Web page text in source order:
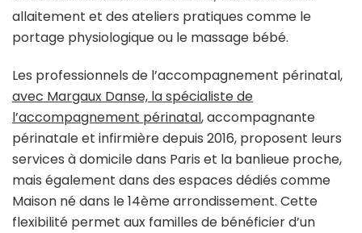
allaitement et des ateliers pratiques comme le
portage physiologique ou le massage bébé.
Les professionnels de l’accompagnement périnatal,
avec Margaux Danse, la spécialiste de
l’accompagnement périnatal, accompagnante
périnatale et infirmière depuis 2016, proposent leurs
services à domicile dans Paris et la banlieue proche,
mais également dans des espaces dédiés comme
Maison né dans le 14ème arrondissement. Cette
flexibilité permet aux familles de bénéficier d’un